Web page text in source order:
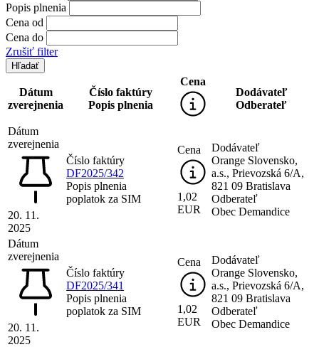
Popis plnenia
Cena od
Cena do
Zrušiť filter
Dátum
zverejnenia
Číslo faktúry
Popis plnenia
Cena
Dodávateľ
Odberateľ
Dátum
zverejnenia
20. 11.
2025
Číslo faktúry
DF2025/342
Popis plnenia
poplatok za SIM
Cena
1,02
EUR
Dodávateľ
Orange Slovensko,
a.s., Prievozská 6/A,
821 09 Bratislava
Odberateľ
Obec Demandice
Dátum
zverejnenia
20. 11.
2025
Číslo faktúry
DF2025/341
Popis plnenia
poplatok za SIM
Cena
1,02
EUR
Dodávateľ
Orange Slovensko,
a.s., Prievozská 6/A,
821 09 Bratislava
Odberateľ
Obec Demandice